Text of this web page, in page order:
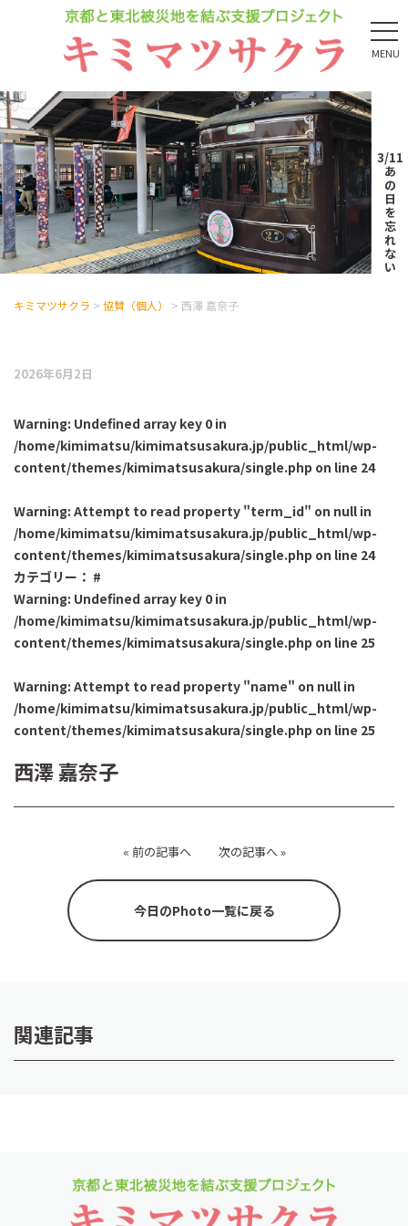
MENU
3/11
あ
の
日
を
忘
れ
な
い
キミマツサクラ > 協賛（個人） > 西澤 嘉奈子
2026年6月2日
Warning: Undefined array key 0 in
/home/kimimatsu/kimimatsusakura.jp/public_html/wp-
content/themes/kimimatsusakura/single.php on line 24
Warning: Attempt to read property "term_id" on null in
/home/kimimatsu/kimimatsusakura.jp/public_html/wp-
content/themes/kimimatsusakura/single.php on line 24
カテゴリー： #
Warning: Undefined array key 0 in
/home/kimimatsu/kimimatsusakura.jp/public_html/wp-
content/themes/kimimatsusakura/single.php on line 25
Warning: Attempt to read property "name" on null in
/home/kimimatsu/kimimatsusakura.jp/public_html/wp-
content/themes/kimimatsusakura/single.php on line 25
西澤 嘉奈子
« 前の記事へ 次の記事へ»
今日のPhoto一覧に戻る
関連記事